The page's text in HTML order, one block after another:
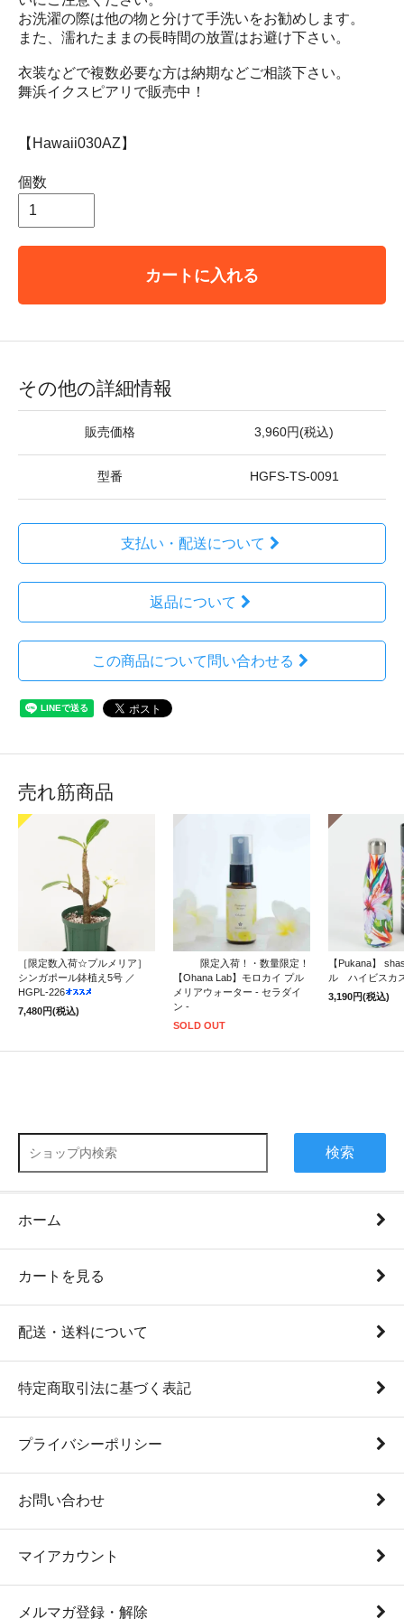
お洗濯の際は他の物と分けて手洗いをお勧めします。
また、濡れたままの長時間の放置はお避け下さい。
衣装などで複数必要な方は納期などご相談下さい。
舞浜イクスピアリで販売中！
【Hawaii030AZ】
個数
カートに入れる
その他の詳細情報
販売価格 3,960円(税込)
型番 HGFS-TS-0091
支払い・配送について
返品について
この商品について問い合わせる
売れ筋商品
［限定数入荷☆プルメリア］
シンガポール鉢植え5号 ／
HGPL-226
7,480円(税込)
限定入荷！・数量限定！
【Ohana Lab】モロカイ プル
メリアウォーター - セラダイ
ン -
SOLD OUT
【Pukana】
ル ハイビスカ
3,190円(税込)
検索
ホーム
カートを見る
配送・送料について
特定商取引法に基づく表記
プライバシーポリシー
お問い合わせ
マイアカウント
メルマガ登録・解除